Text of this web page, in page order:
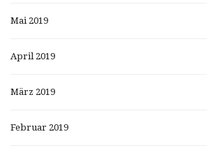
Mai 2019
April 2019
März 2019
Februar 2019